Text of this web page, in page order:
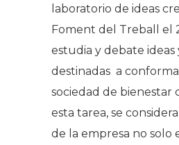
laboratorio de ideas
Foment del Treball el
estudia y debate ideas
destinadas a
sociedad de bienestar
esta tarea, se
de la empresa no solo